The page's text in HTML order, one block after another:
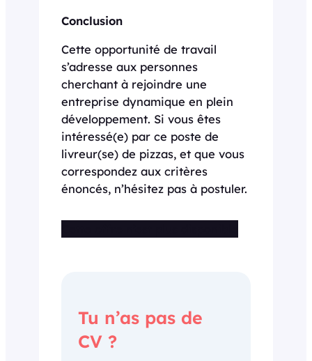
Conclusion
Cette opportunité de travail
s’adresse aux personnes
cherchant à rejoindre une
entreprise dynamique en plein
développement. Si vous êtes
intéressé(e) par ce poste de
livreur(se) de pizzas, et que vous
correspondez aux critères
énoncés, n’hésitez pas à postuler.
Tu n’as pas de
CV ?